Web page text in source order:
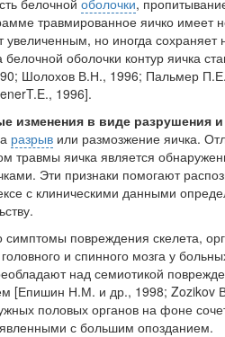
травмированное яичко имеет
увеличенным, но иногда
оболочки контур яичка
Шолохов В.Н., 1996; Пальмер
1996].
изменения в виде разрушения и
разрыв или размозжение яичка.
травмы яичка является
Эти призна­ки помогают
с клиническими данными
симптомы повреждения скелета,
и спинного моз­га у
над семиотикой
[Епишин Н.М. и др., 1998; Zozikov
половых органов на фоне
с большим опозданием.